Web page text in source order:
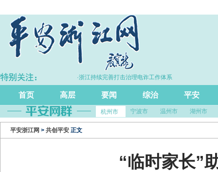
·浙江持续完善打击治理电诈工作体系
首页 高层 要闻 综治 平安
杭州市 宁波市 温州市 湖州市
平安浙江网 > 共创平安 正文
“临时家长”